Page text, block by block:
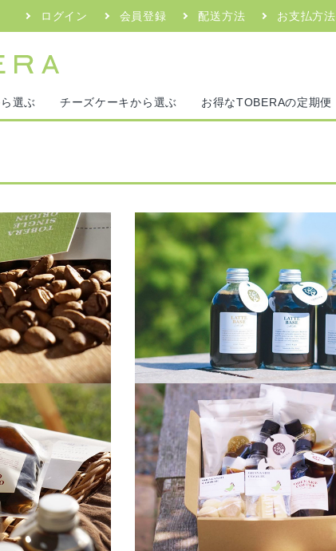
ログイン 会員登録 配送方法 お支払方法
選ぶ チーズケーキから選ぶ お得なTOBERAの定期便
を
Liquid Coffee
リキッドコーヒー